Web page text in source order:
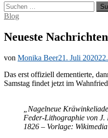
Suchen
nach:
Blog
Neueste
von Monika Beer21. Juli 2020
Das erst of­fi­zi­ell de­men­tier­te,
Sams­tag fin­det jetzt im
„Na­gel­neue
Fe­der-Li­tho­gra­phie von J.
1826 – Vor­la­ge: